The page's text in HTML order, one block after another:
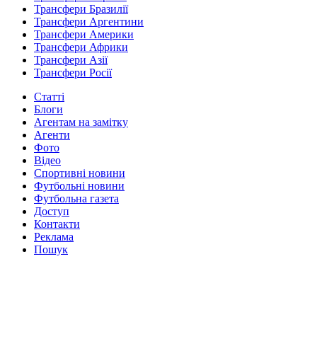
Трансфери Бразилії
Трансфери Аргентини
Трансфери Америки
Трансфери Африки
Трансфери Азії
Трансфери Росії
Статті
Блоги
Агентам на замітку
Агенти
Фото
Відео
Спортивні новини
Футбольні новини
Футбольна газета
Доступ
Контакти
Реклама
Пошук